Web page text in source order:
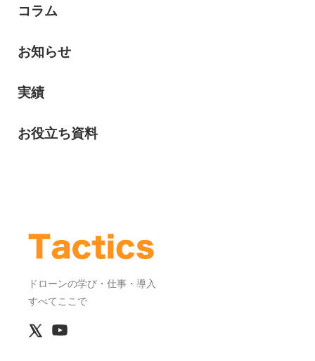
コラム
お知らせ
実績
お役立ち資料
ドローンの学び・仕事・導入
すべてここで